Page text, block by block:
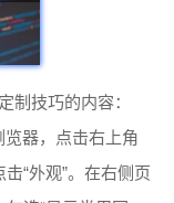
制技巧的内容：
器，点击右上角
“外观”。在右侧页